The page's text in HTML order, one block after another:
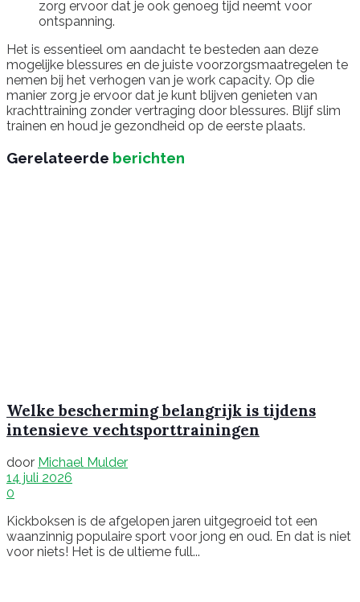
zorg ervoor dat je ook genoeg tijd neemt voor
ontspanning.
Het is essentieel om aandacht te besteden aan deze
mogelijke blessures en de juiste voorzorgsmaatregelen te
nemen bij het verhogen van je work capacity. Op die
manier zorg je ervoor dat je kunt blijven genieten van
krachttraining zonder vertraging door blessures. Blijf slim
trainen en houd je gezondheid op de eerste plaats.
Gerelateerde berichten
Welke bescherming belangrijk is tijdens
intensieve vechtsporttrainingen
door Michael Mulder
14 juli 2026
0
Kickboksen is de afgelopen jaren uitgegroeid tot een
waanzinnig populaire sport voor jong en oud. En dat is niet
voor niets! Het is de ultieme full...